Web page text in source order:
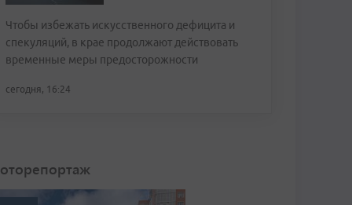
Чтобы избежать искусственного дефицита и
спекуляций, в крае продолжают действовать
временные меры предосторожности
сегодня, 16:24